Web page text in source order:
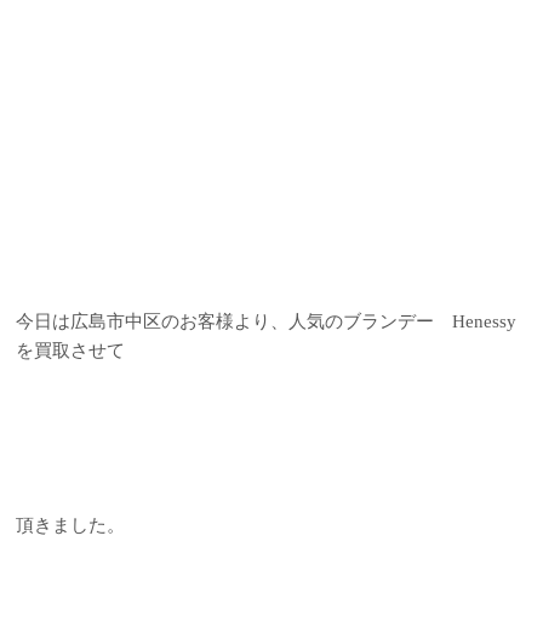
今日は広島市中区のお客様より、人気のブランデー Henessy
を買取させて
頂きました。